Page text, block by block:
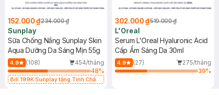
152.000 ₫234.000 ₫
Sunplay
Sữa Chống Nắng Sunplay Skin
Aqua Dưỡng Da Sáng Mịn 55g
4.9 (108)
454/tháng
48%
Bill 199K Sunplay tặng Tinh Chất
302.000 ₫519.000 ₫
L'Oreal
Serum L'Oreal Hyaluronic Acid
Cấp Ẩm Sáng Da 30ml
4.9 (27)
275/tháng
39%